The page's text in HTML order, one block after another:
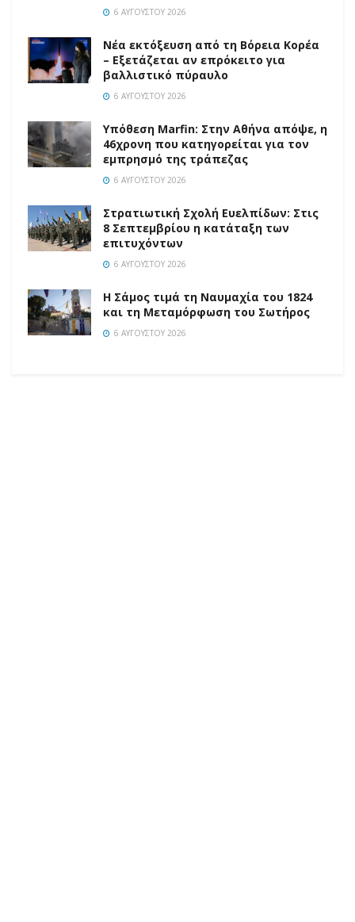
6 ΑΥΓΟΎΣΤΟΥ 2026
Νέα εκτόξευση από τη Βόρεια Κορέα
– Εξετάζεται αν επρόκειτο για
βαλλιστικό πύραυλο
6 ΑΥΓΟΎΣΤΟΥ 2026
Υπόθεση Marfin: Στην Αθήνα απόψε, η
46χρονη που κατηγορείται για τον
εμπρησμό της τράπεζας
6 ΑΥΓΟΎΣΤΟΥ 2026
Στρατιωτική Σχολή Ευελπίδων: Στις
8 Σεπτεμβρίου η κατάταξη των
επιτυχόντων
6 ΑΥΓΟΎΣΤΟΥ 2026
Η Σάμος τιμά τη Ναυμαχία του 1824
και τη Μεταμόρφωση του Σωτήρος
6 ΑΥΓΟΎΣΤΟΥ 2026